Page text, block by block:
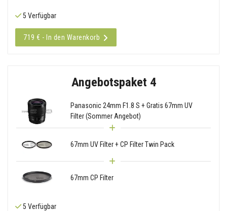
5 Verfügbar
719 € - In den Warenkorb
Angebotspaket 4
Panasonic 24mm F1.8 S + Gratis 67mm UV
Filter (Sommer Angebot)
67mm UV Filter + CP Filter Twin Pack
67mm CP Filter
5 Verfügbar